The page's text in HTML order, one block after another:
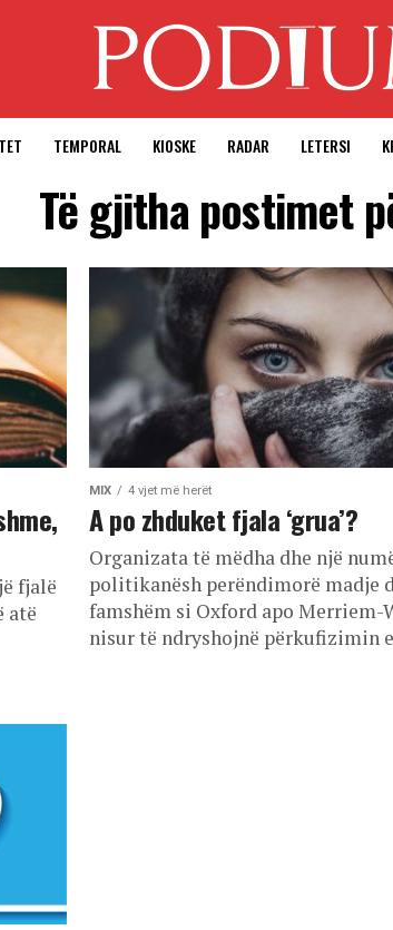
TEMPORAL KIOSKE RADAR LETERSI
Të gjitha postimet
fjalë
atë
MIX 4 vjet më herët
A po zhduket fjala ‘grua’?
Organizata të mëdha dhe një
politikanësh perëndimorë madje
famshëm si Oxford apo Merriem-
nisur të ndryshojnë përkufizimin